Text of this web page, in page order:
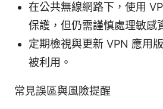
在公共無線網路下，使用
保護，但仍需謹慎處理敏感
定期檢視與更新 VPN 應用
被利用。
常見誤區與風險提醒